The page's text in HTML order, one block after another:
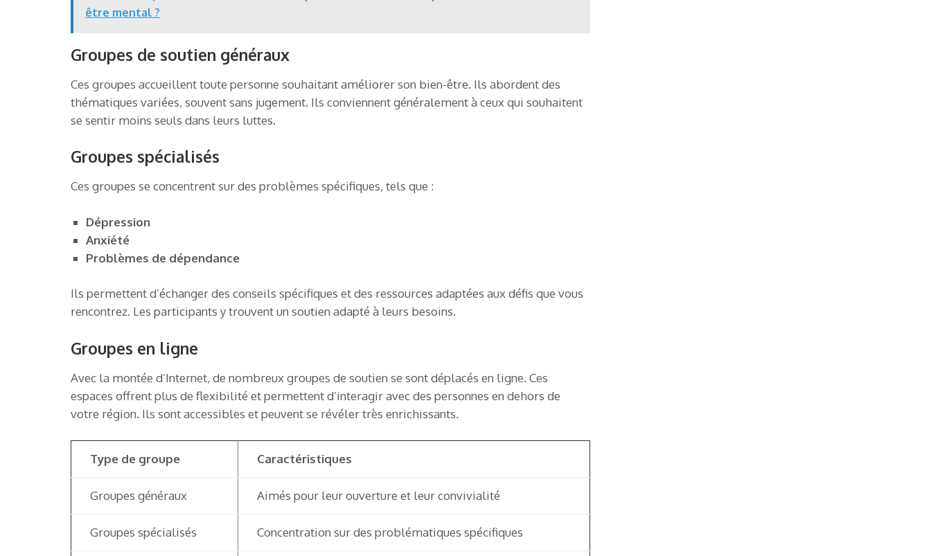
être mental ?
Groupes de soutien généraux
Ces groupes accueillent toute personne souhaitant améliorer son bien-être. Ils abordent des
thématiques variées, souvent sans jugement. Ils conviennent généralement à ceux qui souhaitent
se sentir moins seuls dans leurs luttes.
Groupes spécialisés
Ces groupes se concentrent sur des problèmes spécifiques, tels que :
Dépression
Anxiété
Problèmes de dépendance
Ils permettent d’échanger des conseils spécifiques et des ressources adaptées aux défis que vous
rencontrez. Les participants y trouvent un soutien adapté à leurs besoins.
Groupes en ligne
Avec la montée d’Internet, de nombreux groupes de soutien se sont déplacés en ligne. Ces
espaces offrent plus de flexibilité et permettent d’interagir avec des personnes en dehors de
votre région. Ils sont accessibles et peuvent se révéler très enrichissants.
Type de groupe Caractéristiques
Groupes généraux Aimés pour leur ouverture et leur convivialité
Groupes spécialisés Concentration sur des problématiques spécifiques